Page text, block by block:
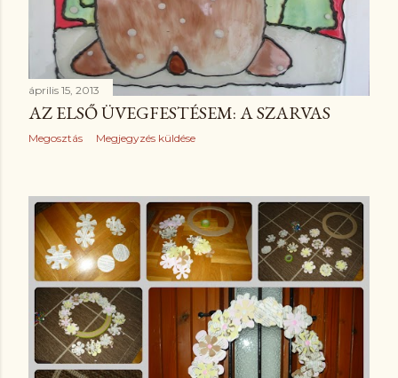
április 15, 2013
AZ ELSŐ ÜVEGFESTÉSEM: A SZARVAS
Megosztás Megjegyzés küldése